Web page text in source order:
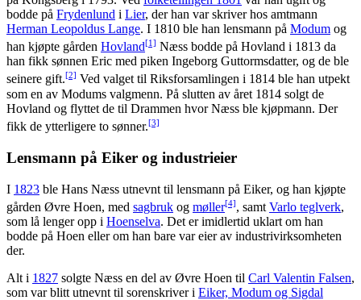
bodde på Frydenlund i Lier, der han var skriver hos amtmann
Herman Leopoldus Lange. I 1810 ble han lensmann på Modum og
han kjøpte gården Hovland[1] Næss bodde på Hovland i 1813 da
han fikk sønnen Eric med piken Ingeborg Guttormsdatter, og de ble
seinere gift.[2] Ved valget til Riksforsamlingen i 1814 ble han utpekt
som en av Modums valgmenn. På slutten av året 1814 solgt de
Hovland og flyttet de til Drammen hvor Næss ble kjøpmann. Der
fikk de ytterligere to sønner.[3]
Lensmann på Eiker og industrieier
I 1823 ble Hans Næss utnevnt til lensmann på Eiker, og han kjøpte
gården Øvre Hoen, med sagbruk og møller[4], samt Varlo teglverk,
som lå lenger opp i Hoenselva. Det er imidlertid uklart om han
bodde på Hoen eller om han bare var eier av industrivirksomheten
der.
Alt i 1827 solgte Næss en del av Øvre Hoen til Carl Valentin Falsen,
som var blitt utnevnt til sorenskriver i Eiker, Modum og Sigdal